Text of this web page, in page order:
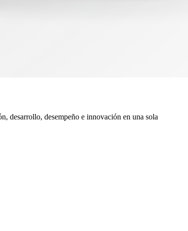
desarrollo, desempeño e innovación en una sola